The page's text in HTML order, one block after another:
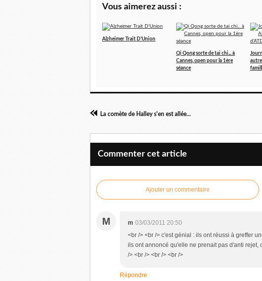
Vous aimerez aussi :
Alzheimer Trait D'Union
Qi Qong sorte de tai chi... à
Cannes, open pour la 1ère
séance
La comète de Halley s'en est allée...
Commenter cet article
Ajouter un commentaire
M m 03/03/2011 20:50
<br /> <br /> c'est génial : ils ont réussi à greffer
ils ont annoncé qu'elle ne prenait pas d'anti rejet,
/> <br /> <br /> <br />
Répondre